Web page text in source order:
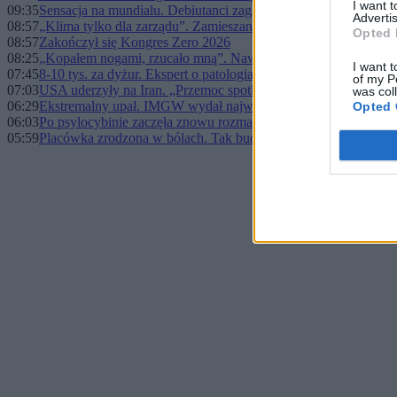
I want
Opted
I want
of my
was
Opted
09:35Sensacja na mundialu. Debiutanci zagrają z Argentyną
08:57„Klima tylko dla zarządu”. Zamieszanie w siedzibie Komisji
08:57Zakończył się Kongres Zero 2026
08:25„Kopałem nogami, rzucało mną”. Nawrocki opisał
07:458-10 tys. za dyżur. Ekspert o patologiach w służbie zdrowia
07:03USA uderzyły na Iran. „Przemoc spotka się z przemocą”
06:29Ekstremalny upał. IMGW wydał najwyższe ostrzeżenia
06:03Po psylocybinie zaczęła znowu rozmawiać. Nadzieja dla
05:59Placówka zrodzona w bólach. Tak budowano Szpital